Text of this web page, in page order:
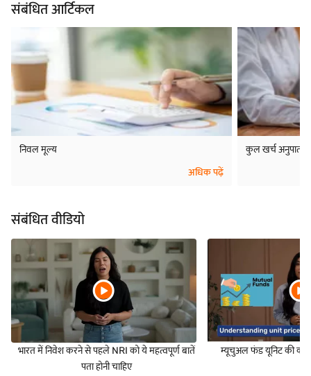
संबंधित आर्टिकल
निवल मूल्य
अधिक पढ़ें
कुल खर्च अनुपात
संबंधित वीडियो
भारत में निवेश करने से पहले NRI को ये महत्वपूर्ण बातें
पता होनी चाहिए
म्यूचुअल फंड यूनिट की